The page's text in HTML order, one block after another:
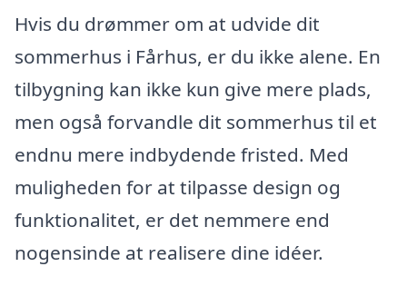
Hvis du drømmer om at udvide dit
sommerhus i Fårhus, er du ikke alene. En
tilbygning kan ikke kun give mere plads,
men også forvandle dit sommerhus til et
endnu mere indbydende fristed. Med
muligheden for at tilpasse design og
funktionalitet, er det nemmere end
nogensinde at realisere dine idéer.